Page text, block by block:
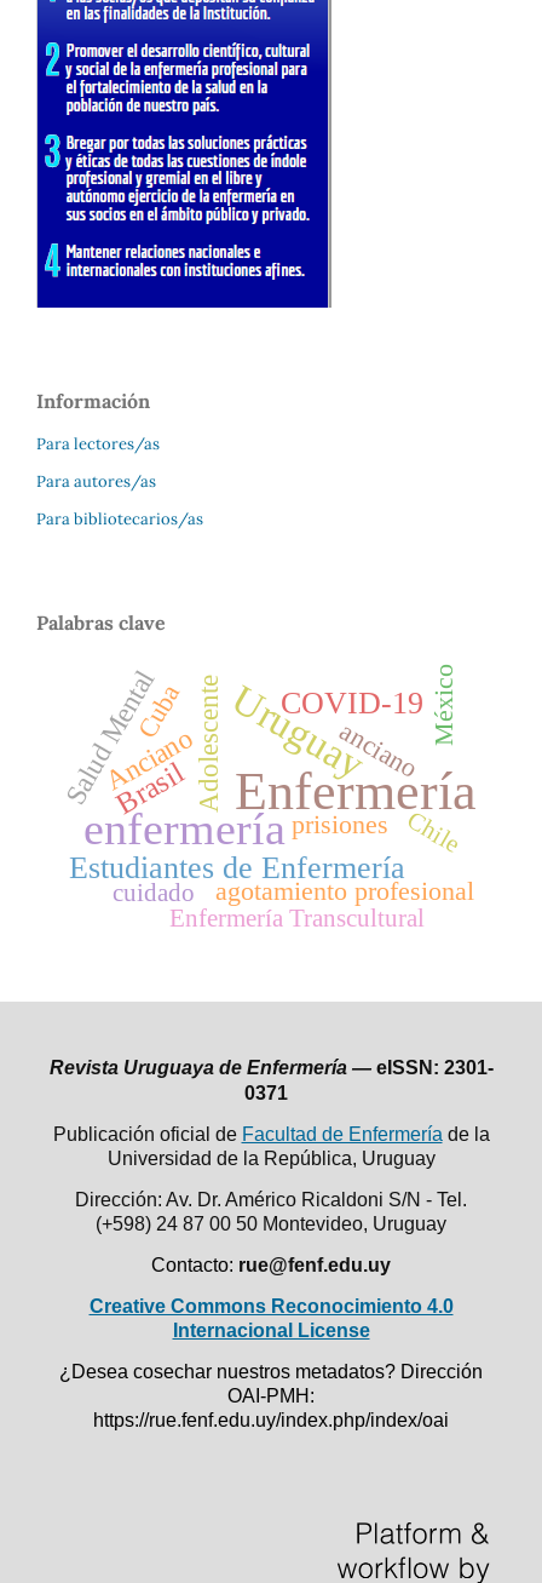
Información
Para lectores/as
Para autores/as
Para bibliotecarios/as
Palabras clave
Enfermería
enfermería
Uruguay
Estudiantes de Enfermería
COVID-19
BrasilAdolescente
Anciano
Salud Mental
prisiones
México
Cuba
agotamiento profesional
anciano
Enfermería Transcultural
Chile
cuidado
Revista Uruguaya de Enfermería — eISSN: 2301-
0371
Publicación oficial de Facultad de Enfermería de la
Universidad de la República, Uruguay
Dirección: Av. Dr. Américo Ricaldoni S/N - Tel.
(+598) 24 87 00 50 Montevideo, Uruguay
Contacto: rue@fenf.edu.uy
Creative Commons Reconocimiento 4.0
Internacional License
¿Desea cosechar nuestros metadatos? Dirección
OAI-PMH:
https://rue.fenf.edu.uy/index.php/index/oai